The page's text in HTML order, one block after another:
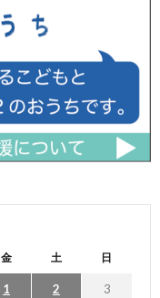
金 土 日
1 2 3